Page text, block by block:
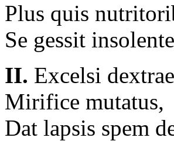
Plus quis
Se gessit
II. Excelsi
Mirifice mutatus,
Dat lapsis spem